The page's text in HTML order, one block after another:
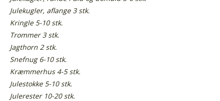
Julekugler, aflange 3 stk.
Kringle 5-10 stk.
Trommer 3 stk.
Jagthorn 2 stk.
Snefnug 6-10 stk.
Kræmmerhus 4-5 stk.
Julestokke 5-10 stk.
Julerester 10-20 stk.